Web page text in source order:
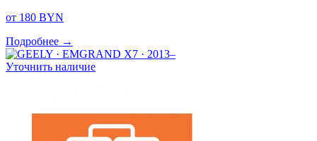
от 180 BYN
Подробнее →
Уточнить наличие